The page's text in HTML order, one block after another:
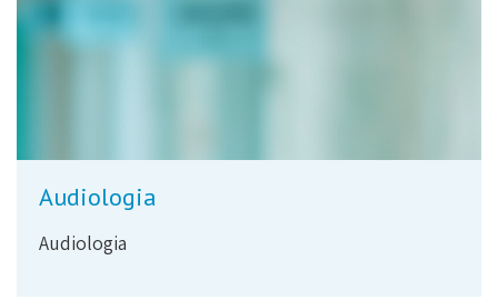
Audiologia
Audiologia